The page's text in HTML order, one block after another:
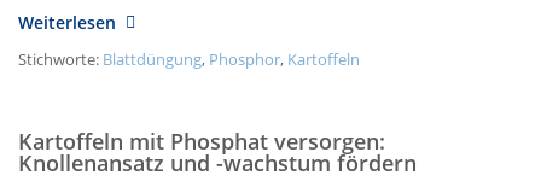
Weiterlesen
Stichworte: Blattdüngung, Phosphor, Kartoffeln
Kartoffeln mit Phosphat versorgen:
Knollenansatz und -wachstum fördern